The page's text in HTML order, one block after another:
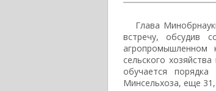
Глава
встречу, обсудив
сельского
обучается
Минсельхоза, еще